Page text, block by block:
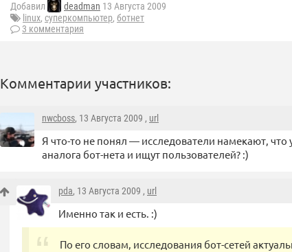
Добавил deadman 13 Августа 2009
linux, суперкомпьютер, ботнет
3 комментария
Комментарии участников:
nwcboss, 13 Августа 2009 , url
Я что-то не понял — исследователи намекают, что
аналога бот-нета и ищут пользователей? :)
pda, 13 Августа 2009 , url
Именно так и есть. :)
По его словам, исследования бот-сетей